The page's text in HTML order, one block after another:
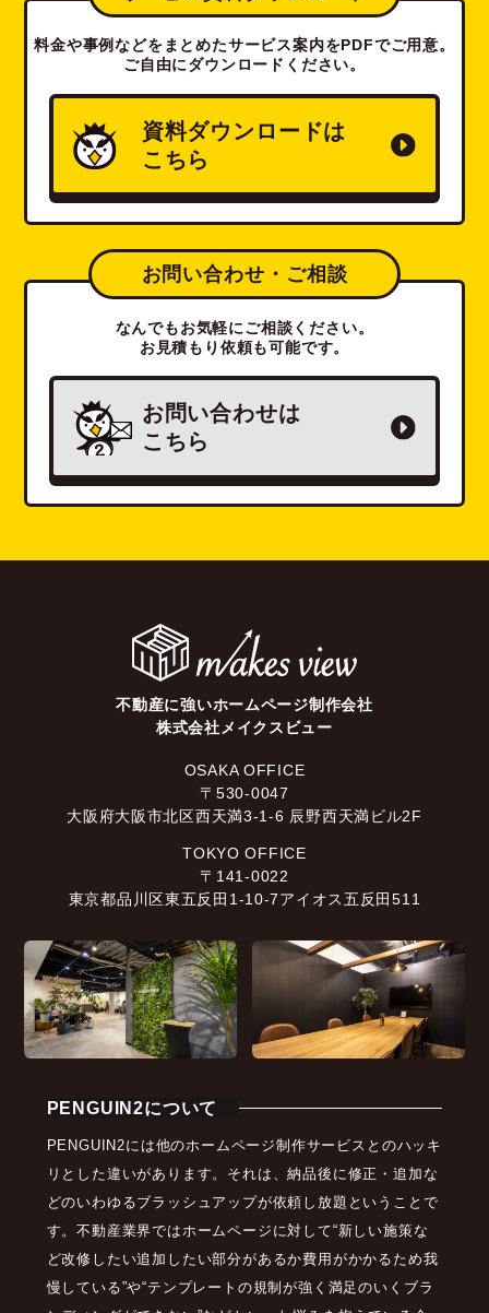
料金や事例などをまとめたサービス案内をPDFでご用意。
ご自由にダウンロードください。
資料ダウンロードは
こちら
お問い合わせ・ご相談
なんでもお気軽にご相談ください。
お見積もり依頼も可能です。
お問い合わせは
こちら
不動産に強いホームページ制作会社
株式会社メイクスビュー
OSAKA OFFICE
〒530-0047
大阪府大阪市北区西天満3-1-6 辰野西天満ビル2F
TOKYO OFFICE
〒141-0022
東京都品川区東五反田1-10-7アイオス五反田511
PENGUIN2について
PENGUIN2には他のホームページ制作サービスとのハッキ
リとした違いがあります。それは、納品後に修正・追加な
どのいわゆるブラッシュアップが依頼し放題ということで
す。不動産業界ではホームページに対して“新しい施策な
ど改修したい追加したい部分があるか費用がかかるため我
慢している”や“テンプレートの規制が強く満足のいくブラ